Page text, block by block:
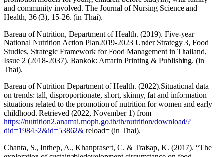
and community involved. The Journal of Nursing Science and
Health, 36 (3), 15-26. (in Thai).
Bareau of Nutrition, Department of Health. (2019). Five-year
National Nutrition Action Plan2019-2023 Under Strategy 3, Food
Studies, Strategic Framework for Food Management in Thailand,
Issue 2 (2018-2037). Bankok: Amarin Printing & Publishing. (in
Thai).
Bareau of Nutrition Department of Health. (2022).Situational data
on trends: tall, disproportionate, short, skinny, fat and information
situations related to the promotion of nutrition for women and early
childhood. Retrieved (2022, November 1) from
https://nutrition2.anamai.moph.go.th/th/nutrition/download/?
did=198432&id=53862& reload= (in Thai).
Chanta, S., Inthep, A., Khanprasert, C. & Traisap, K. (2017). “The